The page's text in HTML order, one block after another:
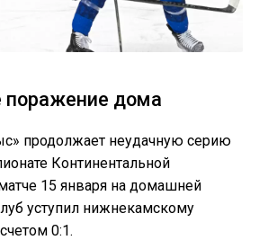
дома
продолжает неудачную серию
Континентальной
15 января на домашней
уступил нижнекамскому
0:1.